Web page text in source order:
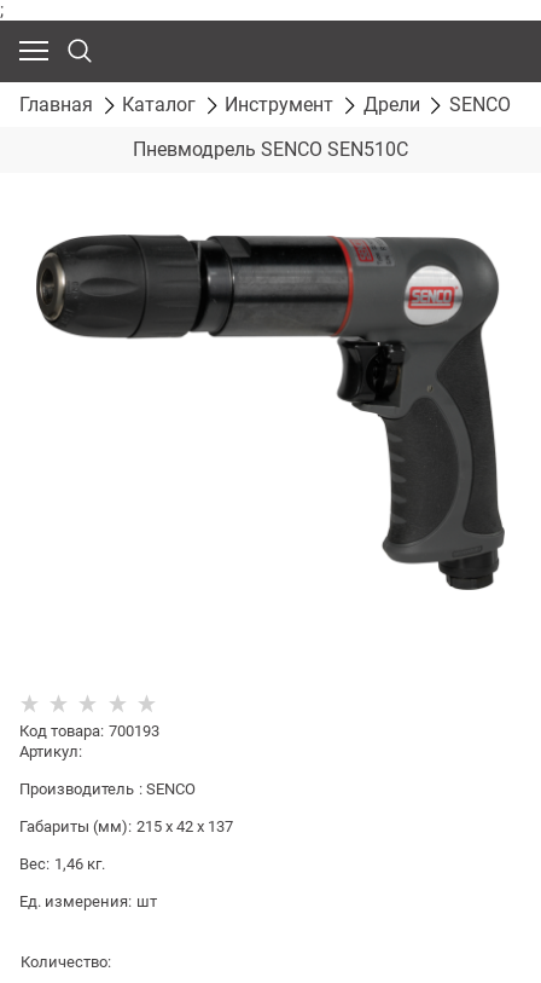
;
Главная Каталог Инструмент Дрели
SENCO
Пневмодрель SENCO SEN510C
Код товара: 700193
Артикул:
Производитель : SENCO
Габариты (мм): 215 x 42 x 137
Вес: 1,46 кг.
Ед. измерения: шт
Количество: